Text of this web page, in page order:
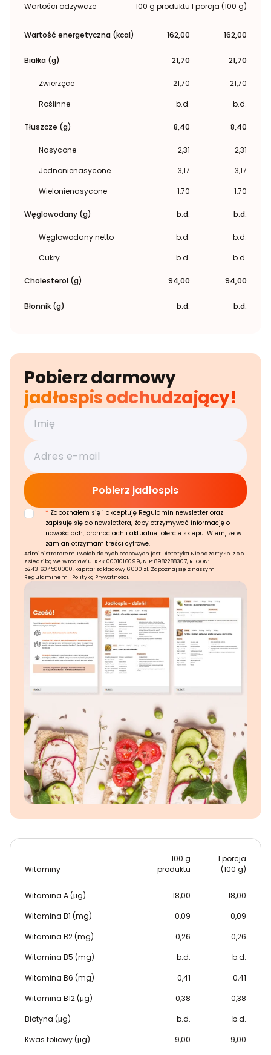
Wartości odżywcze 100 g produktu1 porcja (100 g)
Wartość energetyczna (kcal) 162,00 162,00
Białka (g) 21,70 21,70
Zwierzęce 21,70
21,70
Roślinne
b.d. b.d.
Tłuszcze (g) 8,40 8,40
Nasycone 2,31
2,31
Jednonienasycone
3,17
3,17
Wielonienasycone
1,70 1,70
Węglowodany (g) b.d. b.d.
Węglowodany netto b.d.
b.d.
Cukry
b.d. b.d.
Cholesterol (g) 94,00 94,00
Błonnik (g) b.d. b.d.
Pobierz darmowy
jadłospis odchudzający!
* Zapoznałem się i akceptuję Regulamin newsletter oraz
zapisuję się do newslettera, żeby otrzymywać informację o
nowościach, promocjach i aktualnej ofercie sklepu. Wiem, że w
zamian otrzymam treści cyfrowe.
Administratorem Twoich danych osobowych jest Dietetyka Nienażarty Sp. z o.o.
z siedzibą we Wrocławiu. KRS: 0001016099, NIP: 8982288307, REGON:
52431604500000, kapitał zakładowy 6 000 zł. Zapoznaj się z naszym
Regulaminem i Polityką Prywatności.
Witaminy
100 g
produktu
1 porcja
(100 g)
Witamina A (μg) 18,00
18,00
Witamina B1 (mg)
0,09
0,09
Witamina B2 (mg)
0,26
0,26
Witamina B5 (mg)
b.d.
b.d.
Witamina B6 (mg)
0,41
0,41
Witamina B12 (μg)
0,38
0,38
Biotyna (μg)
b.d.
b.d.
Kwas foliowy (μg)
9,00 9,00